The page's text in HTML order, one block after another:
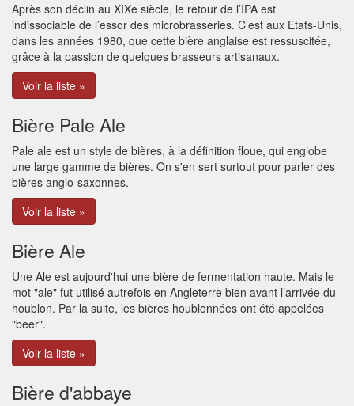
Après son déclin au XIXe siècle, le retour de l’IPA est
indissociable de l’essor des microbrasseries. C’est aux Etats-Unis,
dans les années 1980, que cette bière anglaise est ressuscitée,
grâce à la passion de quelques brasseurs artisanaux.
Voir la liste »
Bière Pale Ale
Pale ale est un style de bières, à la définition floue, qui englobe
une large gamme de bières. On s'en sert surtout pour parler des
bières anglo-saxonnes.
Voir la liste »
Bière Ale
Une Ale est aujourd'hui une bière de fermentation haute. Mais le
mot "ale" fut utilisé autrefois en Angleterre bien avant l’arrivée du
houblon. Par la suite, les bières houblonnées ont été appelées
"beer".
Voir la liste »
Bière d'abbaye